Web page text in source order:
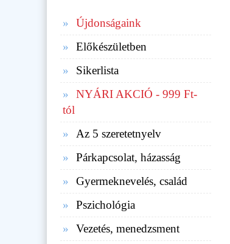
Újdonságaink
Előkészületben
Sikerlista
NYÁRI AKCIÓ - 999 Ft-
tól
Az 5 szeretetnyelv
Párkapcsolat, házasság
Gyermeknevelés, család
Pszichológia
Vezetés, menedzsment